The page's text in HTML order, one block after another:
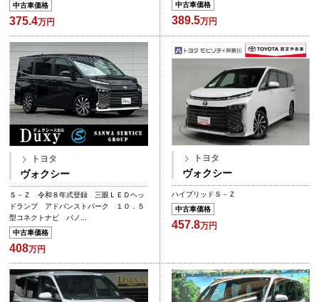
中古車価格
375.4万円
中古車価格
389.5万円
トヨタ
ヴォクシー
Ｓ－Ｚ 令和８年式登録 三眼ＬＥＤヘッ
ドランプ アドバンストパーク １０．５
型コネクトナビ パノ...
中古車価格
408万円
トヨタ
ヴォクシー
ハイブリッドＳ－Ｚ
中古車価格
457.8万円